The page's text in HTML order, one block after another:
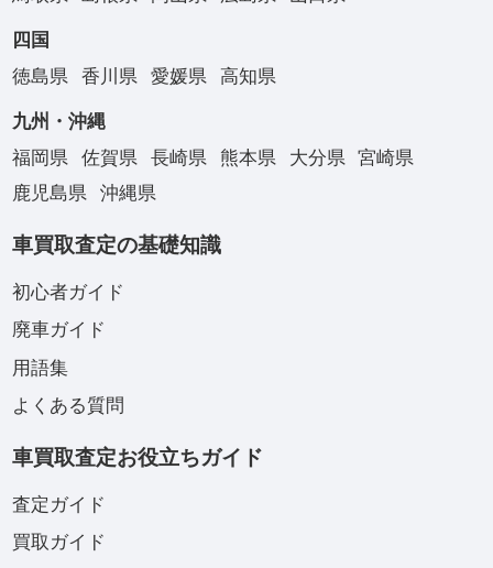
四国
徳島県
香川県 愛媛県 高知県
九州・沖縄
福岡県
佐賀県 長崎県 熊本県 大分県
宮崎県
鹿児島県
沖縄県
車買取査定の基礎知識
初心者ガイド
廃車ガイド
用語集
よくある質問
車買取査定お役立ちガイド
査定ガイド
買取ガイド